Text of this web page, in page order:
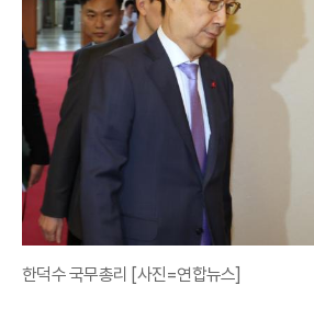
한덕수 국무총리 [사진=연합뉴스]